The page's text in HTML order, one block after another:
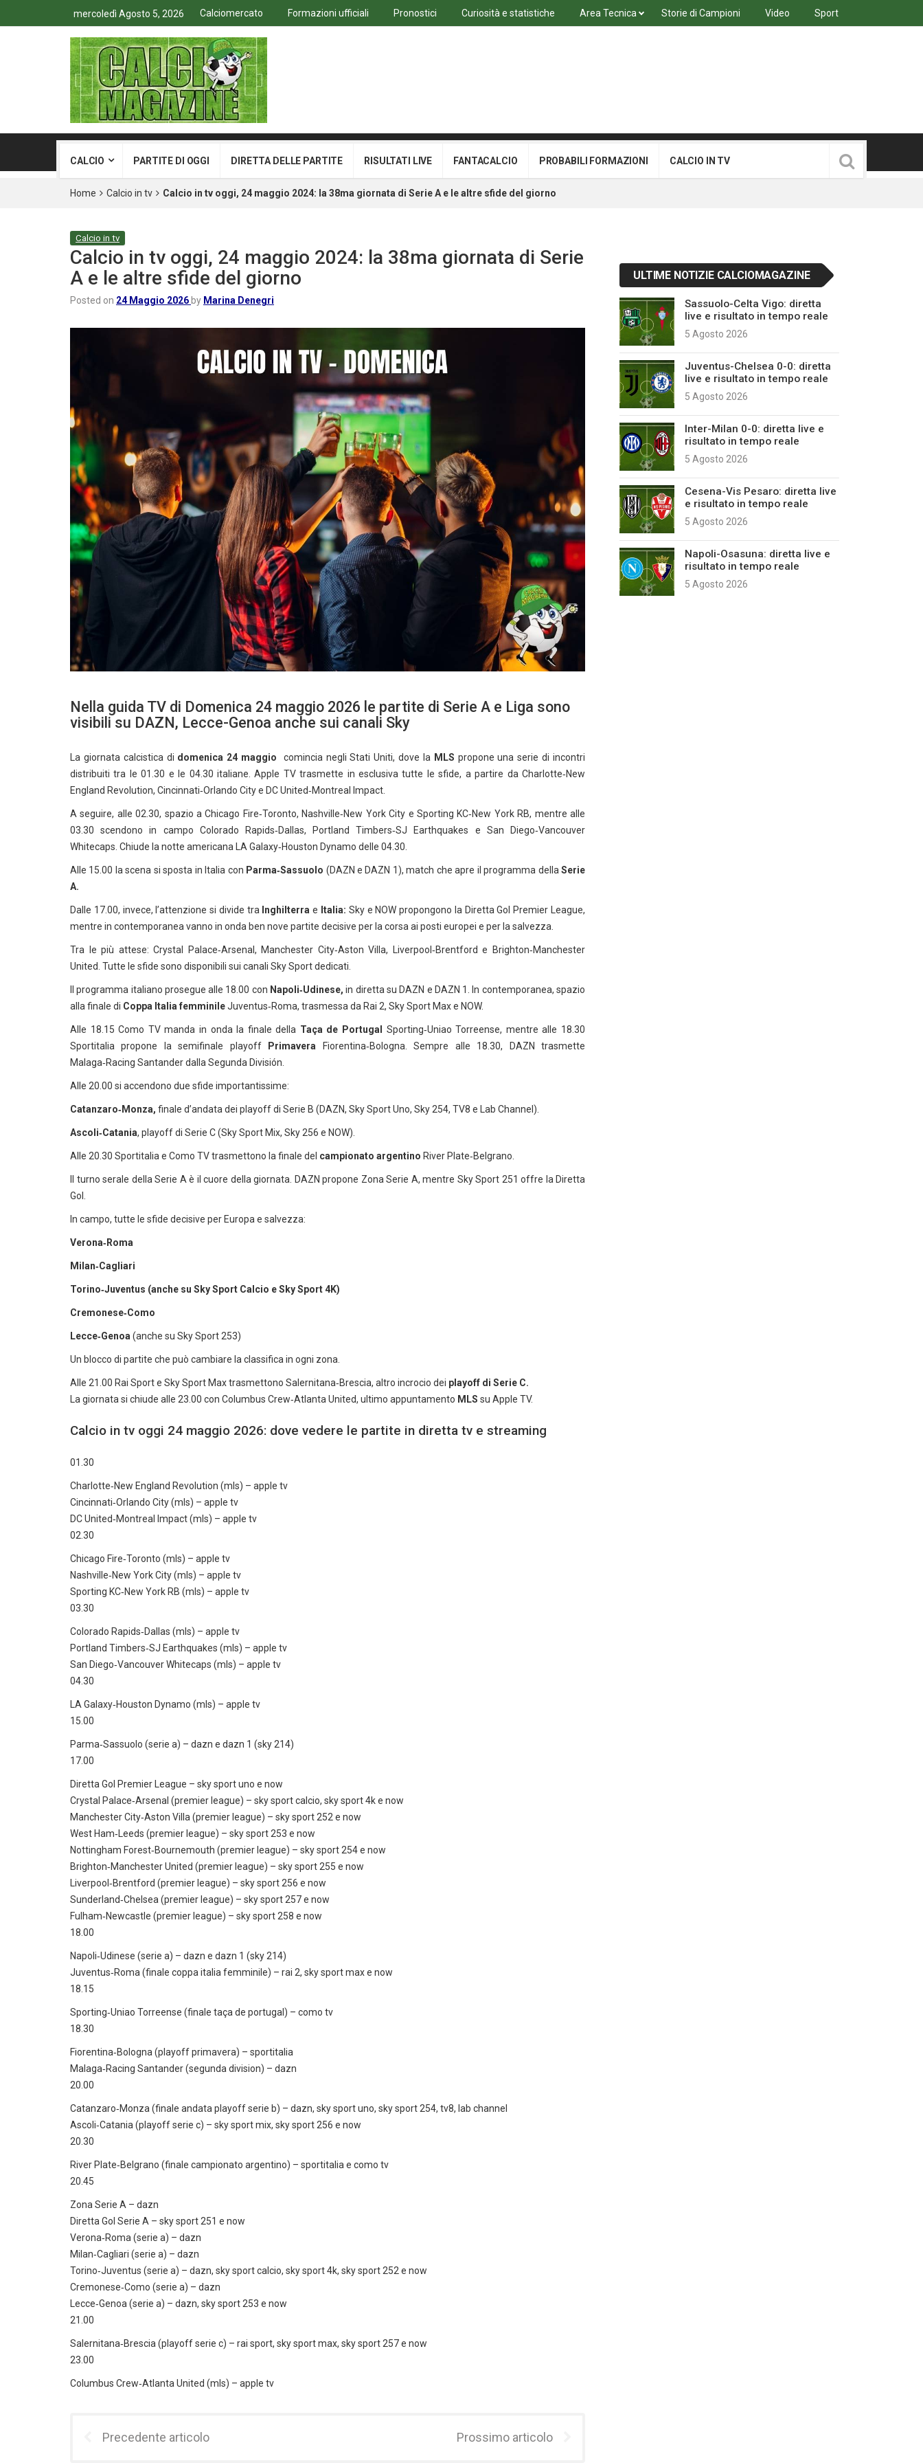
mercoledì Agosto 5, 2026 Calciomercato Formazioni ufficiali Pronostici Curiosità e statistiche Area Tecnica Storie di Campioni Video Sport
CALCIO PARTITE DI OGGI DIRETTA DELLE PARTITE RISULTATI LIVE FANTACALCIO PROBABILI FORMAZIONI CALCIO IN TV
Home Calcio in tv Calcio in tv oggi, 24 maggio 2024: la 38ma giornata di Serie A e le altre sfide del giorno
Calcio in tv
Calcio in tv oggi, 24 maggio 2024: la 38ma giornata di Serie
A e le altre sfide del giorno
Posted on 24 Maggio 2026 by Marina Denegri
Nella guida TV di Domenica 24 maggio 2026 le partite di Serie A e Liga sono
visibili su DAZN, Lecce-Genoa anche sui canali Sky
La giornata calcistica di domenica 24 maggio comincia negli Stati Uniti, dove la MLS propone una serie di incontri
distribuiti tra le 01.30 e le 04.30 italiane. Apple TV trasmette in esclusiva tutte le sfide, a partire da Charlotte‑New
England Revolution, Cincinnati‑Orlando City e DC United‑Montreal Impact.
A seguire, alle 02.30, spazio a Chicago Fire‑Toronto, Nashville‑New York City e Sporting KC‑New York RB, mentre alle
03.30 scendono in campo Colorado Rapids‑Dallas, Portland Timbers‑SJ Earthquakes e San Diego‑Vancouver
Whitecaps. Chiude la notte americana LA Galaxy‑Houston Dynamo delle 04.30.
Alle 15.00 la scena si sposta in Italia con Parma‑Sassuolo (DAZN e DAZN 1), match che apre il programma dellaSerie
A.
Dalle 17.00, invece, l’attenzione si divide tra Inghilterra e Italia: Sky e NOW propongono la Diretta Gol Premier League,
mentre in contemporanea vanno in onda ben nove partite decisive per la corsa ai posti europei e per la salvezza.
Tra le più attese: Crystal Palace‑Arsenal, Manchester City‑Aston Villa, Liverpool‑Brentford e Brighton‑Manchester
United. Tutte le sfide sono disponibili sui canali Sky Sport dedicati.
Il programma italiano prosegue alle 18.00 con Napoli‑Udinese, in diretta su DAZN e DAZN 1. In contemporanea, spazio
alla finale di Coppa Italia femminileJuventus‑Roma, trasmessa da Rai 2, Sky Sport Max e NOW.
Alle 18.15 Como TV manda in onda la finale della Taça de Portugal
Sporting‑Uniao Torreense, mentre alle 18.30
Sportitalia propone la semifinale playoff
Primavera Fiorentina‑Bologna. Sempre alle 18.30, DAZN trasmette
Malaga‑Racing Santander dalla Segunda División.
Alle 20.00 si accendono due sfide importantissime:
Catanzaro‑Monza, finale d’andata dei playoff di Serie B (DAZN, Sky Sport Uno, Sky 254, TV8 e Lab Channel).
Ascoli‑Catania, playoff di Serie C (Sky Sport Mix, Sky 256 e NOW).
Alle 20.30 Sportitalia e Como TV trasmettono la finale del campionato argentino River Plate‑Belgrano.
Il turno serale della Serie A è il cuore della giornata. DAZN propone Zona Serie A, mentre Sky Sport 251 offre la Diretta
Gol.
In campo, tutte le sfide decisive per Europa e salvezza:
Verona‑Roma
Milan‑Cagliari
Torino‑Juventus (anche su Sky Sport Calcio e Sky Sport 4K)
Cremonese‑Como
Lecce‑Genoa (anche su Sky Sport 253)
Un blocco di partite che può cambiare la classifica in ogni zona.
Alle 21.00 Rai Sport e Sky Sport Max trasmettono Salernitana‑Brescia, altro incrocio dei playoff di Serie C.
La giornata si chiude alle 23.00 con Columbus Crew‑Atlanta United, ultimo appuntamento MLS su Apple TV.
Calcio in tv oggi 24 maggio 2026: dove vedere le partite in diretta tv e streaming
01.30
Charlotte‑New England Revolution (mls) – apple tv
Cincinnati‑Orlando City (mls) – apple tv
DC United‑Montreal Impact (mls) – apple tv
02.30
Chicago Fire‑Toronto (mls) – apple tv
Nashville‑New York City (mls) – apple tv
Sporting KC‑New York RB (mls) – apple tv
03.30
Colorado Rapids‑Dallas (mls) – apple tv
Portland Timbers‑SJ Earthquakes (mls) – apple tv
San Diego‑Vancouver Whitecaps (mls) – apple tv
04.30
LA Galaxy‑Houston Dynamo (mls) – apple tv
15.00
Parma‑Sassuolo (serie a) – dazn e dazn 1 (sky 214)
17.00
Diretta Gol Premier League – sky sport uno e now
Crystal Palace‑Arsenal (premier league) – sky sport calcio, sky sport 4k e now
Manchester City‑Aston Villa (premier league) – sky sport 252 e now
West Ham‑Leeds (premier league) – sky sport 253 e now
Nottingham Forest‑Bournemouth (premier league) – sky sport 254 e now
Brighton‑Manchester United (premier league) – sky sport 255 e now
Liverpool‑Brentford (premier league) – sky sport 256 e now
Sunderland‑Chelsea (premier league) – sky sport 257 e now
Fulham‑Newcastle (premier league) – sky sport 258 e now
18.00
Napoli‑Udinese (serie a) – dazn e dazn 1 (sky 214)
Juventus‑Roma (finale coppa italia femminile) – rai 2, sky sport max e now
18.15
Sporting‑Uniao Torreense (finale taça de portugal) – como tv
18.30
Fiorentina‑Bologna (playoff primavera) – sportitalia
Malaga‑Racing Santander (segunda division) – dazn
20.00
Catanzaro‑Monza (finale andata playoff serie b) – dazn, sky sport uno, sky sport 254, tv8, lab channel
Ascoli‑Catania (playoff serie c) – sky sport mix, sky sport 256 e now
20.30
River Plate‑Belgrano (finale campionato argentino) – sportitalia e como tv
20.45
Zona Serie A – dazn
Diretta Gol Serie A – sky sport 251 e now
Verona‑Roma (serie a) – dazn
Milan‑Cagliari (serie a) – dazn
Torino‑Juventus (serie a) – dazn, sky sport calcio, sky sport 4k, sky sport 252 e now
Cremonese‑Como (serie a) – dazn
Lecce‑Genoa (serie a) – dazn, sky sport 253 e now
21.00
Salernitana‑Brescia (playoff serie c) – rai sport, sky sport max, sky sport 257 e now
23.00
Columbus Crew‑Atlanta United (mls) – apple tv
Precedente articolo Prossimo articolo
ULTIME NOTIZIE CALCIOMAGAZINE
Sassuolo-Celta Vigo: diretta
live e risultato in tempo reale
5 Agosto 2026
Juventus-Chelsea 0-0: diretta
live e risultato in tempo reale
5 Agosto 2026
Inter-Milan 0-0: diretta live e
risultato in tempo reale
5 Agosto 2026
Cesena-Vis Pesaro: diretta live
e risultato in tempo reale
5 Agosto 2026
Napoli-Osasuna: diretta live e
risultato in tempo reale
5 Agosto 2026